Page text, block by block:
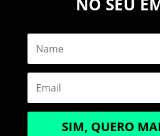
NO SEU
SIM, QUERO